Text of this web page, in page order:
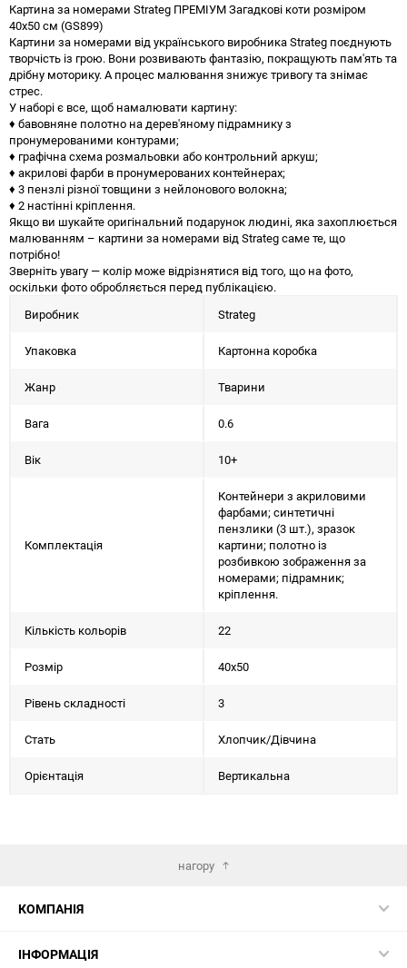
Картина за номерами Strateg ПРЕМІУМ Загадкові коти розміром
40х50 см (GS899)
Картини за номерами від українського виробника Strateg поєднують
творчість із грою. Вони розвивають фантазію, покращують пам'ять та
дрібну моторику. А процес малювання знижує тривогу та знімає
стрес.
У наборі є все, щоб намалювати картину:
♦ бавовняне полотно на дерев'яному підрамнику з
пронумерованими контурами;
♦ графічна схема розмальовки або контрольний аркуш;
♦ акрилові фарби в пронумерованих контейнерах;
♦ 3 пензлі різної товщини з нейлонового волокна;
♦ 2 настінні кріплення.
Якщо ви шукайте оригінальний подарунок людині, яка захоплюється
малюванням – картини за номерами від Strateg саме те, що
потрібно!
Зверніть увагу — колір може відрізнятися від того, що на фото,
оскільки фото обробляється перед публікацією.
Виробник
Strateg
Упаковка Картонна коробка
Жанр Тварини
Вага 0.6
Вік 10+
Комплектація
Контейнери з акриловими
фарбами; синтетичні
пензлики (3 шт.), зразок
картини; полотно із
розбивкою зображення за
номерами; підрамник;
кріплення.
Кількість кольорів 22
Розмір 40х50
Рівень складності 3
Стать Хлопчик/Дiвчина
Орієнтація Вертикальна
нагору
КОМПАНІЯ
ІНФОРМАЦІЯ